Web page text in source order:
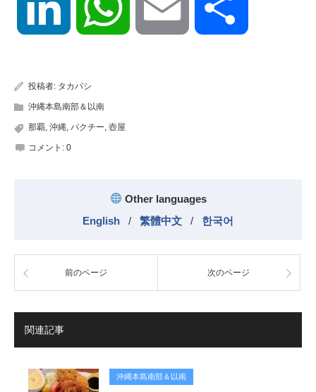
LinkedIn WhatsApp Email
投稿者: タカバシ
沖縄本島南部＆以南
那覇 沖縄 パクチー 壺屋
コメント: 0
Other languages
English
/ 繁體中文 / 한국어
前のページ 次のページ
関連記事
沖縄本島南部＆以南